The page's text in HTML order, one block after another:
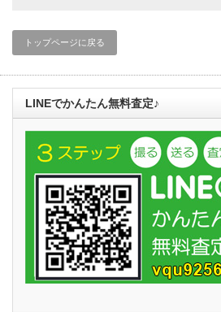
トップページに戻る
LINEでかんたん無料査定♪